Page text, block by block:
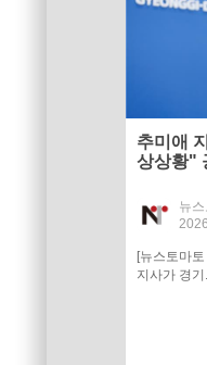
추미애
상상황"
뉴
[뉴스토마
지사가 경기